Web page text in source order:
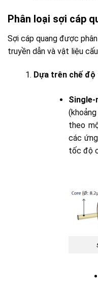
Phân loại sợi cáp
Sợi cáp quang được
truyền dẫn và vật liệu
Dựa trên chế độ
theo
các
tốc độ